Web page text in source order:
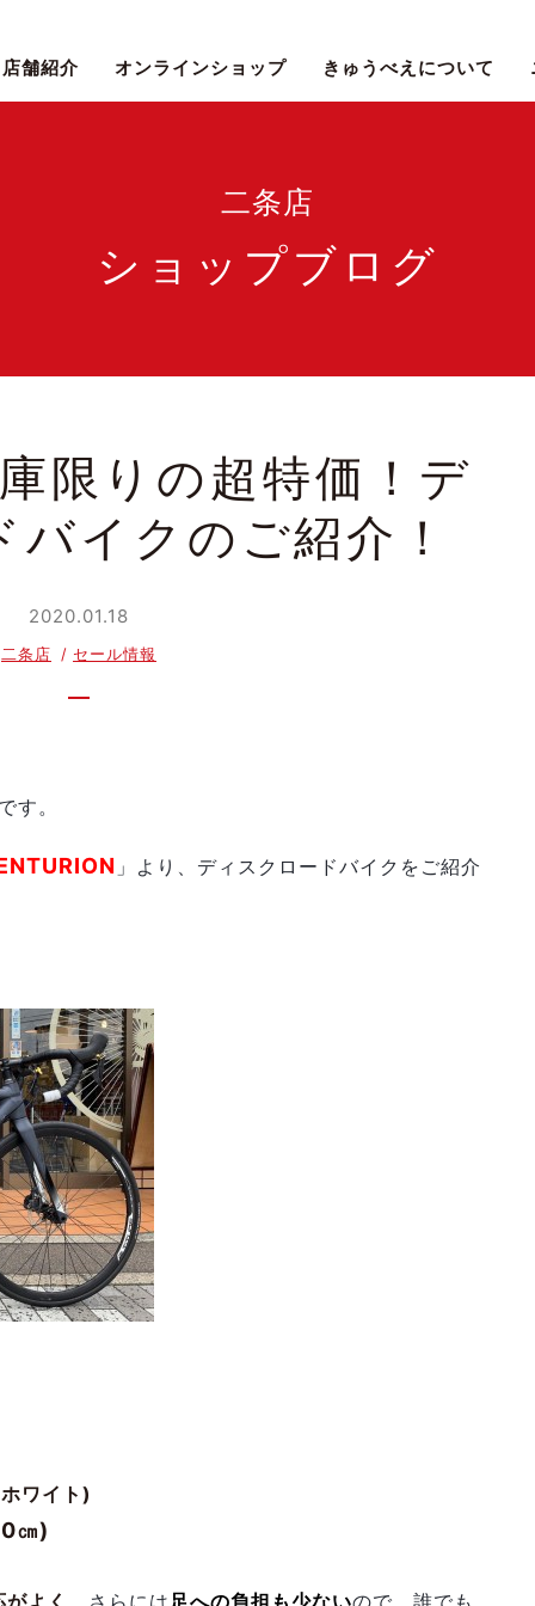
店舗紹介 オンラインショップ きゅうべえについて
二条店
ショップブログ
限りの超特価！デ
イクのご紹介！
2020.01.18
二条店 セール情報
す。
」より、ディスクロードバイクをご紹介
ワイト)
㎝)
よく 、さらには 足への負担も少ないので、誰でも